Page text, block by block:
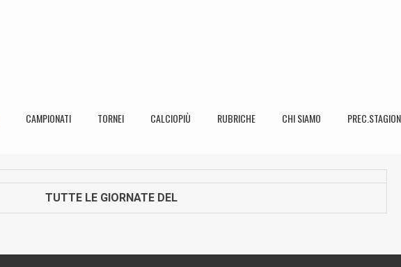
CAMPIONATI TORNEI CALCIOPIÙ RUBRICHE CHI SIAMO
TUTTE LE GIORNATE DEL